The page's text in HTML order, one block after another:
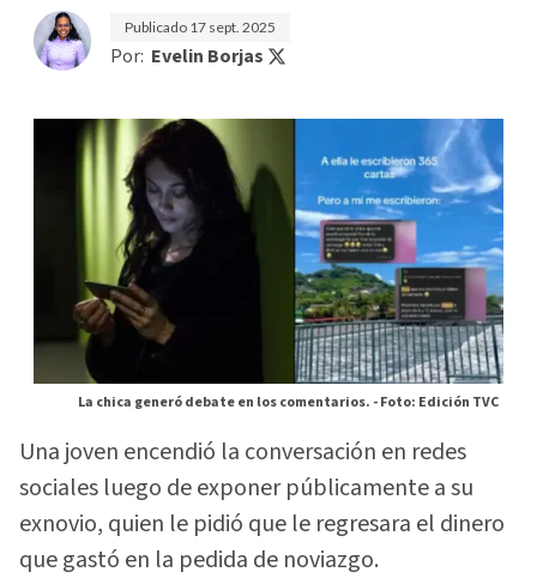
Publicado 17 sept. 2025
Por: Evelin Borjas
La chica generó debate en los comentarios. -Foto: Edición TVC
Una joven encendió la conversación en redes
sociales luego de exponer públicamente a su
exnovio, quien le pidió que le regresara el dinero
que gastó en la pedida de noviazgo.